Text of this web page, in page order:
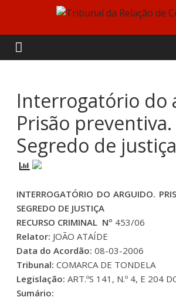
content
Tribunal
da
Relação
de
Coimbra
Interrogatório do
Prisão preventiva.
Segredo de justiça
INTERROGATÓRIO DO ARGUIDO.
SEGREDO DE JUSTIÇA
RECURSO CRIMINAL Nº 453/06
Relator: JOÃO ATAÍDE
Data do Acordão:08-03-2006
Tribunal:COMARCA DE TONDELA
Legislação:ART.ºS 141, N.º 4, E 204
Sumário: